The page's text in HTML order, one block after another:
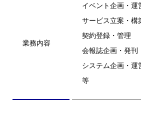
業務内容
イベント企画・運
サービス立案・構
契約登録・管理
会報誌企画・発刊
システム企画・運
等